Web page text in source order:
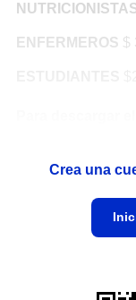
ENFERMEROS $
Crea una